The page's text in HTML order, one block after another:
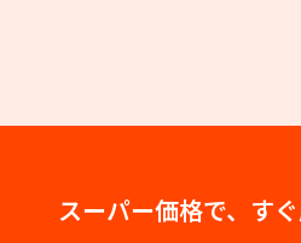
スーパー価格で、す